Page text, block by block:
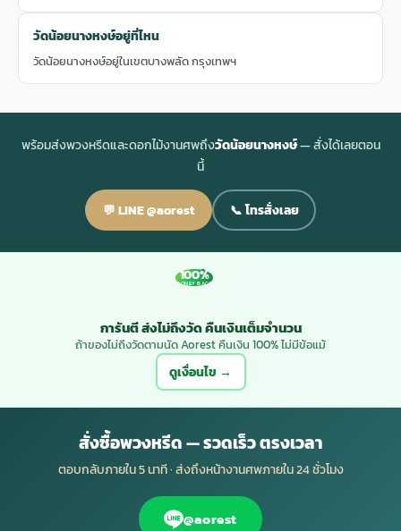
วัดน้อยนางหงษ์อยู่ที่ไหน
วัดน้อยนางหงษ์อยู่ในเขตบางพลัด กรุงเทพฯ
พร้อมส่งพวงหรีดและดอกไม้งานศพถึงวัดน้อยนางหงษ์— สั่งได้เลยตอน
นี้
💬 LINE @aorest 📞 โทรสั่งเลย
100%
MONEY BACK
การันตี ส่งไม่ถึงวัด คืนเงินเต็มจำนวน
ถ้าของไม่ถึงวัดตามนัด Aorest คืนเงิน 100% ไม่มีข้อแม้
ดูเงื่อนไข →
สั่งซื้อพวงหรีด — รวดเร็ว ตรงเวลา
ตอบกลับภายใน 5 นาที · ส่งถึงหน้างานศพภายใน 24 ชั่วโมง
@aorest